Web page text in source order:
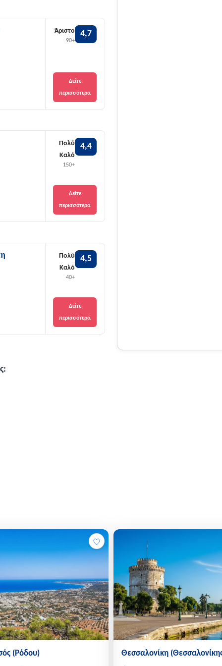
Άριστο
90+
4,7
Δείτε
περισσότερα
Πολύ
Καλό
150+
4,4
Δείτε
περισσότερα
Πολύ
Καλό
40+
4,5
Δείτε
περισσότερα
Η γαστρονομική
της επίσκεψης, με τις
πηλιορείτικες γεύσεις
περίφημο σπετζοφάι, οι
φύλλο και τα
τοπικής κουζίνας, ενώ
μήλα είναι η ιδανική
χωριού φημίζονται για
μια αυθεντική εμπειρία
(Ρόδου) Θεσσαλονίκη